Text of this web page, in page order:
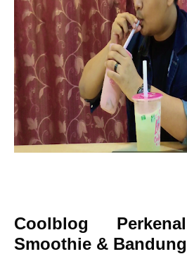
Coolblog
Smoothie &